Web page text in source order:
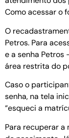
Como acessar o
O
Petros. Para
e a senha Petros
área restrita do
Caso o
senha, na tela
“esqueci a
Para recuperar a